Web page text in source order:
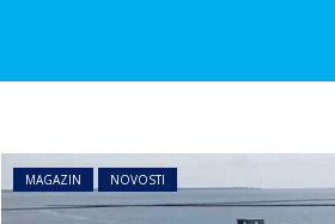
MAGAZIN NOVOSTI